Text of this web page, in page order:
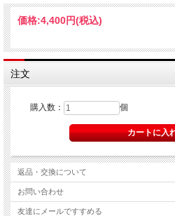
価格:4,400円(税込)
注文
購入数： 個
返品・交換について
お問い合わせ
友達にメールですすめる